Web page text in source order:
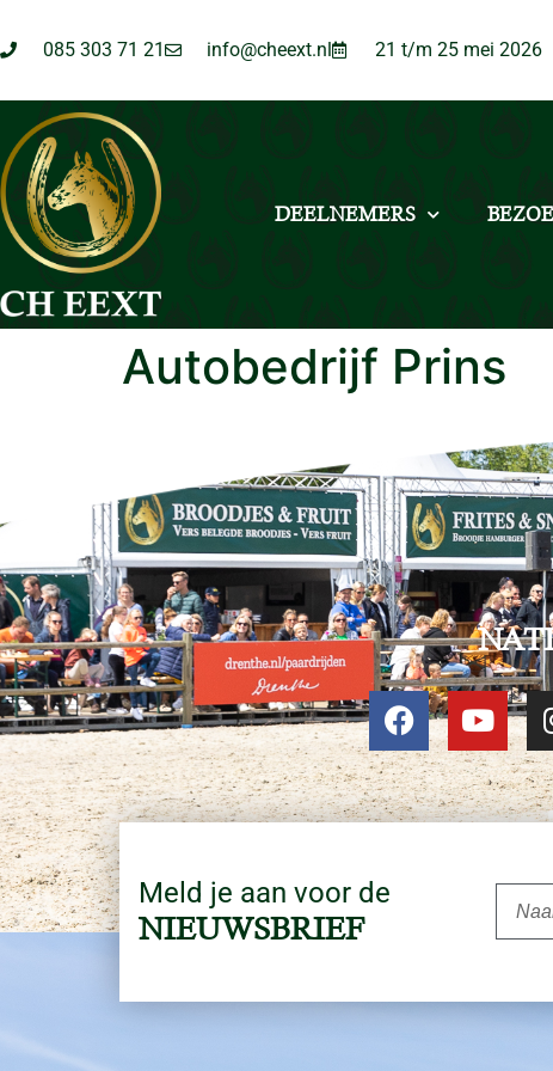
085 303 71 21 info@cheext.nl 21 t/m 25 mei 2026
DEELNEMERS
Autobedrijf Prins
Meld je aan voor de
NIEUWSBRIEF